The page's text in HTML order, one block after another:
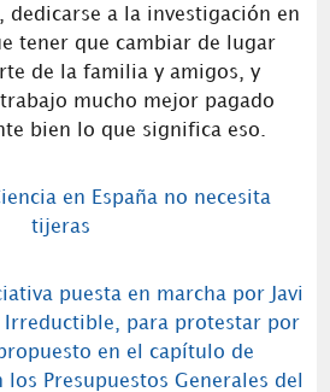
dedicarse a la investigación en
tener que cambiar de lugar
de la familia y amigos, y
mucho mejor pagado
bien lo que significa eso.
puesta en marcha por Javi
Irreductible, para protestar por
en el capítulo de
Presupuestos Generales del